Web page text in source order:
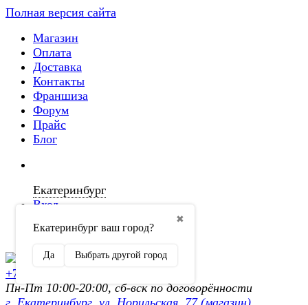
Полная версия сайта
Магазин
Оплата
Доставка
Контакты
Франшиза
Форум
Прайс
Блог
Екатеринбург
✖
Екатеринбург ваш город?
Да Выбрать другой город
Вход
Регистрация
+7 (902) 872-54-70
Пн-Пт 10:00-20:00, сб-вск по договорённости
г. Екатеринбург, ул. Норильская, 77 (магазин).